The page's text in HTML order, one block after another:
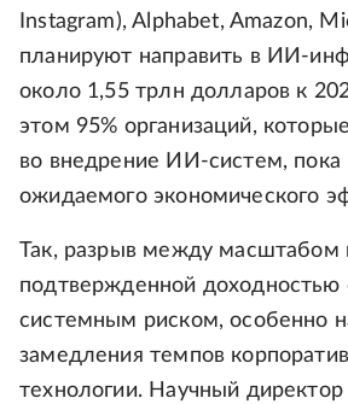
Instagram), Alphabet, Amazon,
планируют направить в ИИ-
около 1,55 трлн долларов к
этом 95% организаций,
во внедрение ИИ-систем, пока
ожидаемого экономического
Так, разрыв между масштабом
подтвержденной доходностью
системным риском, особенно
замедления темпов
технологии. Научный